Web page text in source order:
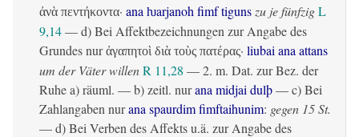
ἀνὰ πεντήκοντα· ana ƕarjanoh fimf tiguns zu je fünfzigL
9,14— d) Bei Affektbezeichnungen zur Angabe des
Grundes nurἀγαπητοὶ διὰ τοὺς πατέρας· liubai ana attans
um der Väter willenR 11,28 — 2. m. Dat. zur Bez. der
Ruhea)räuml. — b)zeitl. nurana midjai dulþ— c) Bei
Zahlangaben nurana spaurdim fimftaihunim: gegen 15 St.
— d) Bei Verben des Affekts u.ä. zur Angabe des